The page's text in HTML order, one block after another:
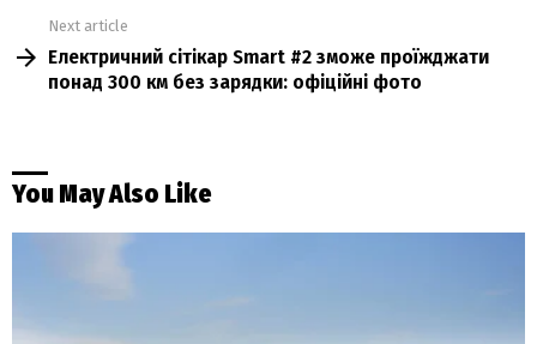
Next article
Електричний сітікар Smart #2 зможе проїжджати
понад 300 км без зарядки: офіційні фото
You May Also Like